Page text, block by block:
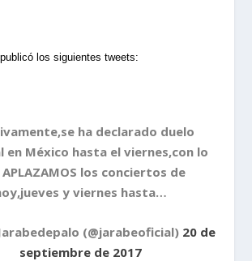
los siguientes tweets:
ha declarado duelo
en México hasta el viernes,con lo
los conciertos de
y viernes hasta…
(@jarabeoficial) 20 de
septiembre de 2017